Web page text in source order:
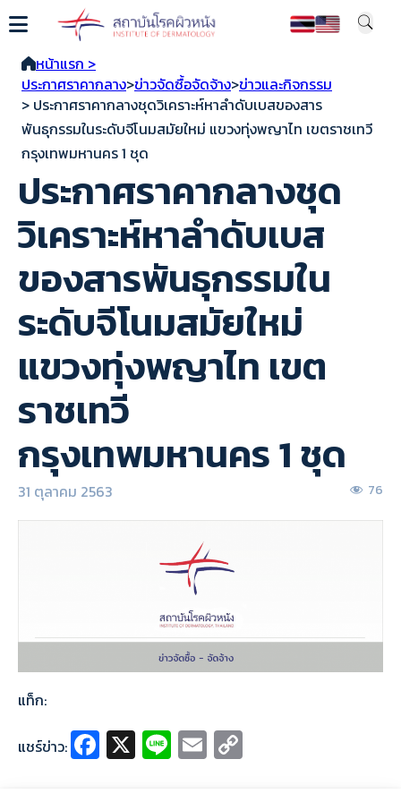
หน้าแรก >
ประกาศราคากลาง>ข่าวจัดซื้อจัดจ้าง>ข่าวและกิจกรรม
> ประกาศราคากลางชุดวิเคราะห์หาลำดับเบสของสาร
พันธุกรรมในระดับจีโนมสมัยใหม่ แขวงทุ่งพญาไท เขตราชเทวี
กรุงเทพมหานคร 1 ชุด
ประกาศราคากลางชุด
วิเคราะห์หาลำดับเบส
ของสารพันธุกรรมใน
ระดับจีโนมสมัยใหม่
แขวงทุ่งพญาไท เขต
ราชเทวี
กรุงเทพมหานคร 1 ชุด
31 ตุลาคม 2563 76
แท็ก:
แชร์ข่าว: Fa
ce
X Li
n
E
m